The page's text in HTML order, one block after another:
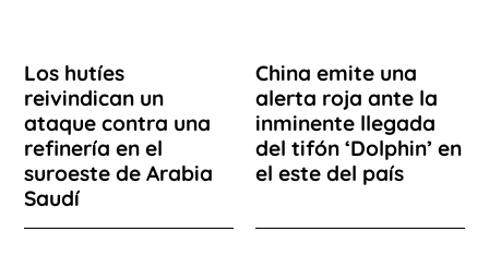
Los hutíes
reivindican un
ataque contra una
refinería en el
suroeste de Arabia
Saudí
China emite una
alerta roja ante la
inminente llegada
del tifón ‘Dolphin’ en
el este del país